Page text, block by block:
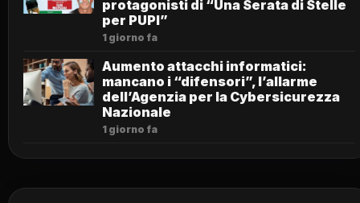
protagonisti di “Una Serata di Stelle
per PUPI”
1 giorno fa
Aumento attacchi informatici:
mancano i “difensori”, l’allarme
dell’Agenzia per la Cybersicurezza
Nazionale
1 giorno fa